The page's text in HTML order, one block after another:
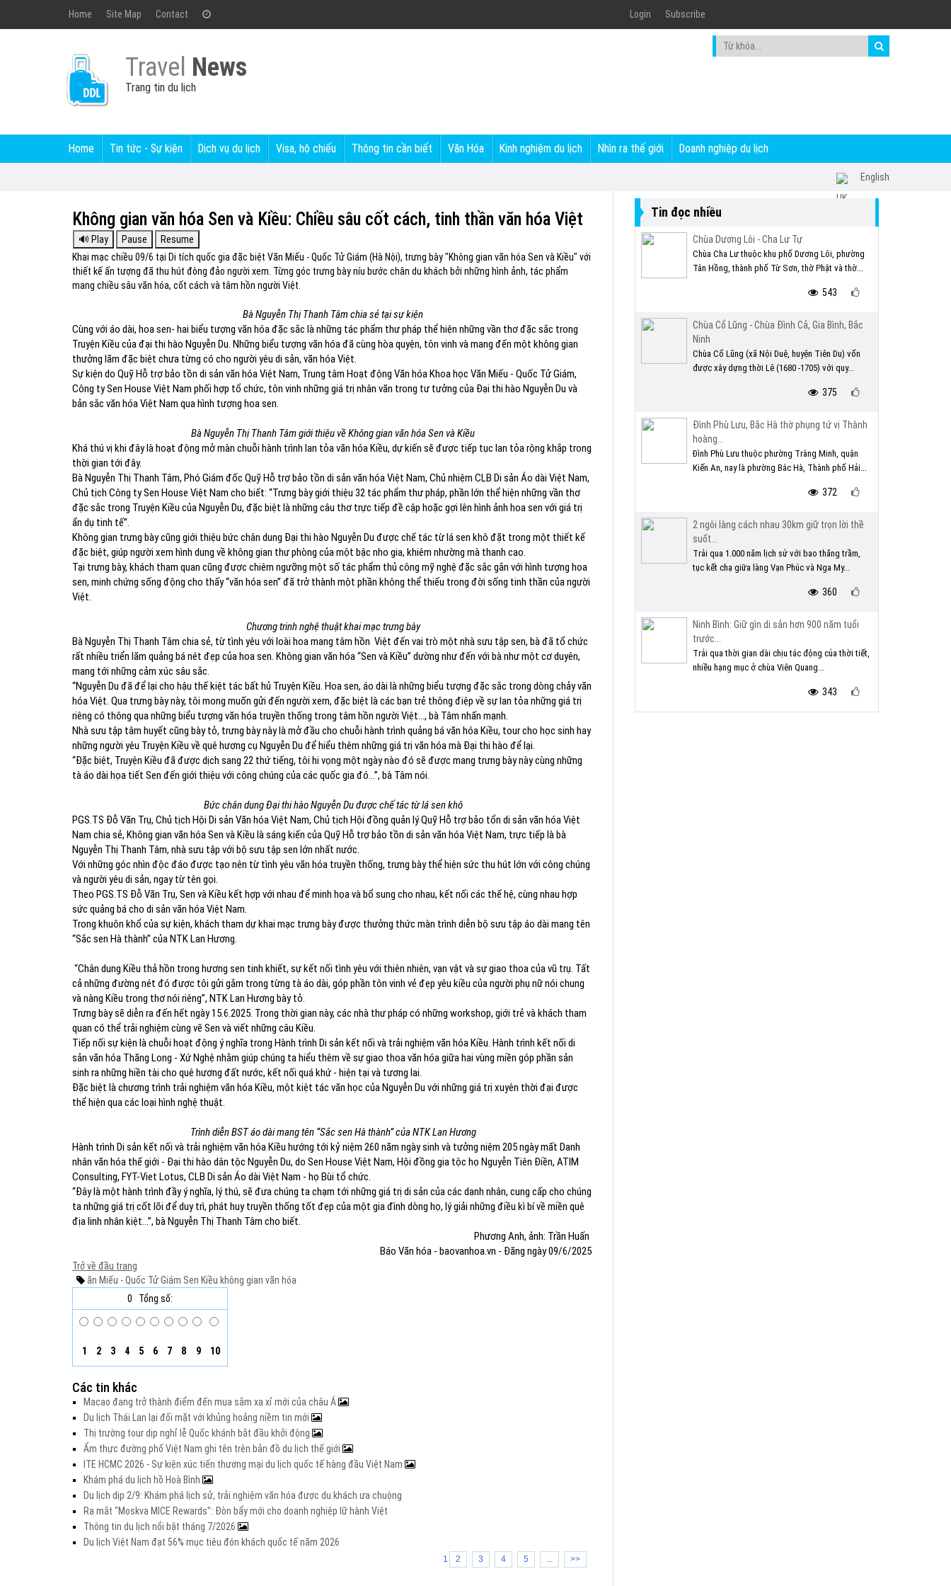
Home Site Map Contact Login Subscribe
Travel News
Trang tin du lịch
Home Tin tức - Sự kiện Dịch vụ du lịch Visa, hộ chiếu Thông tin cần biết Văn Hóa Kinh nghiệm du lịch Nhìn ra thế giới Doanh nghiệp du lịch
English
Không gian văn hóa Sen và Kiều: Chiều sâu cốt cách, tinh thần văn hóa Việt
Khai mạc chiều 09/6 tại Di tích quốc gia đặc biệt Văn Miếu - Quốc Tử Giám (Hà Nội), trưng bày "Không gian văn hóa Sen và Kiều" với
thiết kế ấn tượng đã thu hút đông đảo người xem. Từng góc trưng bày níu bước chân du khách bởi những hình ảnh, tác phẩm
mang chiều sâu văn hóa, cốt cách và tâm hồn người Việt.
Bà Nguyễn Thị Thanh Tâm chia sẻ tại sự kiện
Cùng với áo dài, hoa sen- hai biểu tượng văn hóa đặc sắc là những tác phẩm thư pháp thể hiện những vần thơ đặc sắc trong
Truyện Kiều của đại thi hào Nguyễn Du. Những biểu tượng văn hóa đã cùng hòa quyện, tôn vinh và mang đến một không gian
thưởng lãm đặc biệt chưa từng có cho người yêu di sản, văn hóa Việt.
Sự kiện do Quỹ Hỗ trợ bảo tồn di sản văn hóa Việt Nam, Trung tâm Hoạt động Văn hóa Khoa học Văn Miếu - Quốc Tử Giám,
Công ty Sen House Việt Nam phối hợp tổ chức, tôn vinh những giá trị nhân văn trong tư tưởng của Đại thi hào Nguyễn Du và
bản sắc văn hóa Việt Nam qua hình tượng hoa sen.
Bà Nguyễn Thị Thanh Tâm giới thiệu về Không gian văn hóa Sen và Kiều
Khá thú vị khi đây là hoạt động mở màn chuỗi hành trình lan tỏa văn hóa Kiều, dự kiến sẽ được tiếp tục lan tỏa rộng khắp trong
thời gian tới đây.
Bà Nguyễn Thị Thanh Tâm, Phó Giám đốc Quỹ Hỗ trợ bảo tồn di sản văn hóa Việt Nam, Chủ nhiệm CLB Di sản Áo dài Việt Nam,
Chủ tịch Công ty Sen House Việt Nam cho biết: “Trưng bày giới thiệu 32 tác phẩm thư pháp, phần lớn thể hiện những vần thơ
đặc sắc trong Truyện Kiều của Nguyễn Du, đặc biệt là những câu thơ trực tiếp đề cập hoặc gợi lên hình ảnh hoa sen với giá trị
ẩn dụ tinh tế”.
Không gian trưng bày cũng giới thiệu bức chân dung Đại thi hào Nguyễn Du được chế tác từ lá sen khô đặt trong một thiết kế
đặc biệt, giúp người xem hình dung về không gian thư phòng của một bậc nho gia, khiêm nhường mà thanh cao.
Tại trưng bày, khách tham quan cũng được chiêm ngưỡng một số tác phẩm thủ công mỹ nghệ đặc sắc gắn với hình tượng hoa
sen, minh chứng sống động cho thấy “văn hóa sen” đã trở thành một phần không thể thiếu trong đời sống tinh thần của người
Việt.
Chương trinh nghệ thuật khai mạc trưng bày
Bà Nguyễn Thị Thanh Tâm chia sẻ, từ tình yêu với loài hoa mang tâm hồn Việt đến vai trò một nhà sưu tập sen, bà đã tổ chức
rất nhiều triển lãm quảng bá nét đẹp của hoa sen. Không gian văn hóa “Sen và Kiều” dường như đến với bà như một cơ duyên,
mang tới những cảm xúc sâu sắc.
“Nguyễn Du đã để lại cho hậu thế kiệt tác bất hủ Truyện Kiều. Hoa sen, áo dài là những biểu tượng đặc sắc trong dòng chảy văn
hóa Việt. Qua trưng bày này, tôi mong muốn gửi đến người xem, đặc biệt là các bạn trẻ thông điệp về sự lan tỏa những giá trị
riêng có thông qua những biểu tượng văn hóa truyền thống trong tâm hồn người Việt..., bà Tâm nhấn mạnh.
Nhà sưu tập tâm huyết cũng bày tỏ, trưng bày này là mở đầu cho chuỗi hành trình quảng bá văn hóa Kiều, tour cho học sinh hay
những người yêu Truyện Kiều về quê hương cụ Nguyễn Du để hiểu thêm những giá trị văn hóa mà Đại thi hào để lại.
“Đặc biệt, Truyện Kiều đã được dịch sang 22 thứ tiếng, tôi hi vọng một ngày nào đó sẽ được mang trưng bày này cùng những
tà áo dài họa tiết Sen đến giới thiệu với công chúng của các quốc gia đó...”, bà Tâm nói.
Bức chân dung Đại thi hào Nguyễn Du được chế tác từ lá sen khô
PGS.TS Đỗ Văn Trụ, Chủ tịch Hội Di sản Văn hóa Việt Nam, Chủ tịch Hội đồng quản lý Quỹ Hỗ trợ bảo tổn di sản văn hóa Việt
Nam chia sẻ, Không gian văn hóa Sen và Kiều là sáng kiến của Quỹ Hỗ trợ bảo tồn di sản văn hóa Việt Nam, trực tiếp là bà
Nguyễn Thị Thanh Tâm, nhà sưu tập với bộ sưu tập sen lớn nhất nước.
Với những góc nhìn độc đáo được tạo nên từ tình yêu văn hóa truyền thống, trưng bày thể hiện sức thu hút lớn với công chúng
và người yêu di sản, ngay từ tên gọi.
Theo PGS.TS Đỗ Văn Trụ, Sen và Kiều kết hợp với nhau để minh họa và bổ sung cho nhau, kết nối các thế hệ, cùng nhau hợp
sức quảng bá cho di sản văn hóa Việt Nam.
Trong khuôn khổ của sự kiện, khách tham dự khai mạc trưng bày được thưởng thức màn trình diễn bộ sưu tập áo dài mang tên
“Sắc sen Hà thành” của NTK Lan Hương.
“Chân dung Kiều thả hồn trong hương sen tinh khiết, sự kết nối tình yêu với thiên nhiên, vạn vật và sự giao thoa của vũ trụ. Tất
cả những đường nét đó được tôi gửi gắm trong từng tà áo dài, góp phần tôn vinh vẻ đẹp yêu kiều của người phụ nữ nói chung
và nàng Kiều trong thơ nói riêng”, NTK Lan Hương bày tỏ.
Trưng bày sẽ diễn ra đến hết ngày 15.6.2025. Trong thời gian này, các nhà thư pháp có những workshop, giới trẻ và khách tham
quan có thể trải nghiệm cùng vẽ Sen và viết những câu Kiều.
Tiếp nối sự kiện là chuỗi hoạt động ý nghĩa trong Hành trình Di sản kết nối và trải nghiệm văn hóa Kiều. Hành trình kết nối di
sản văn hóa Thăng Long - Xứ Nghệ nhằm giúp chúng ta hiểu thêm về sự giao thoa văn hóa giữa hai vùng miền góp phần sản
sinh ra những hiền tài cho quê hương đất nước, kết nối quá khứ - hiện tại và tương lai.
Đặc biệt là chương trình trải nghiệm văn hóa Kiều, một kiệt tác văn học của Nguyễn Du với những giá trị xuyên thời đại được
thể hiện qua các loại hình nghệ thuật.
Trình diễn BST áo dài mang tên “Sắc sen Hà thành” của NTK Lan Hương
Hành trình Di sản kết nối và trải nghiệm văn hóa Kiều hướng tới kỷ niệm 260 năm ngày sinh và tưởng niệm 205 ngày mất Danh
nhân văn hóa thế giới - Đại thi hào dân tộc Nguyễn Du, do Sen House Việt Nam, Hội đồng gia tộc họ Nguyễn Tiên Điền, ATIM
Consulting, FYT-Viet Lotus, CLB Di sản Áo dài Việt Nam - họ Bùi tổ chức.
“Đây là một hành trình đầy ý nghĩa, lý thú, sẽ đưa chúng ta chạm tới những giá trị di sản của các danh nhân, cung cấp cho chúng
ta những giá trị cốt lõi để duy trì, phát huy truyền thống tốt đẹp của một gia đình dòng họ, lý giải những điều kì bí về miền quê
địa linh nhân kiệt…”, bà Nguyễn Thị Thanh Tâm cho biết.
Phương Anh, ảnh: Trần Huấn
Báo Văn hóa - baovanhoa.vn - Đăng ngày 09/6/2025
Trở về đầu trang
ăn Miếu - Quốc Tử Giám Sen Kiều không gian văn hóa
0
Tổng số:
1 2 3 4 5 6 7 8 9 10
Các tin khác
Macao đang trở thành điểm đến mua sắm xa xỉ mới của châu Á
Du lịch Thái Lan lại đối mặt với khủng hoảng niềm tin mới
Thị trường tour dịp nghỉ lễ Quốc khánh bắt đầu khởi động
Ẩm thực đường phố Việt Nam ghi tên trên bản đồ du lịch thế giới
ITE HCMC 2026 - Sự kiện xúc tiến thương mại du lịch quốc tế hàng đầu Việt Nam
Khám phá du lịch hồ Hoà Bình
Du lịch dịp 2/9: Khám phá lịch sử, trải nghiệm văn hóa được du khách ưa chuộng
Ra mắt "Moskva MICE Rewards": Đòn bẩy mới cho doanh nghiệp lữ hành Việt
Thông tin du lịch nổi bật tháng 7/2026
Du lịch Việt Nam đạt 56% mục tiêu đón khách quốc tế năm 2026
1 2 3 4 5 ... >>
Tin đọc nhiều
Chùa Dương Lôi - Cha Lư Tự
Chùa Cha Lư thuộc khu phố Dương Lôi, phường
Tân Hồng, thành phố Từ Sơn, thờ Phật và thờ...
543
Chùa Cổ Lũng - Chùa Đình Cả, Gia Bình, Bắc
Ninh
Chùa Cổ Lũng (xã Nội Duệ, huyện Tiên Du) vốn
được xây dựng thời Lê (1680 -1705) với quy...
375
Đình Phù Lưu, Bắc Hà thờ phụng tứ vị Thành
hoàng...
Đình Phù Lưu thuộc phường Tràng Minh, quận
Kiến An, nay là phường Bắc Hà, Thành phố Hải...
372
2 ngôi làng cách nhau 30km giữ trọn lời thề
suốt...
Trải qua 1.000 năm lịch sử với bao thăng trầm,
tục kết chạ giữa làng Vạn Phúc và Nga My...
360
Ninh Bình: Giữ gìn di sản hơn 900 năm tuổi
trước...
Trải qua thời gian dài chịu tác động của thời tiết,
nhiều hạng mục ở chùa Viên Quang...
343